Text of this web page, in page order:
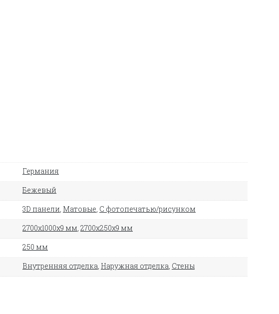
Германия
Бежевый
3D панели, Матовые, С фотопечатью/рисунком
2700х1000х9 мм, 2700х250х9 мм
250 мм
Внутренняя отделка, Наружная отделка, Стены